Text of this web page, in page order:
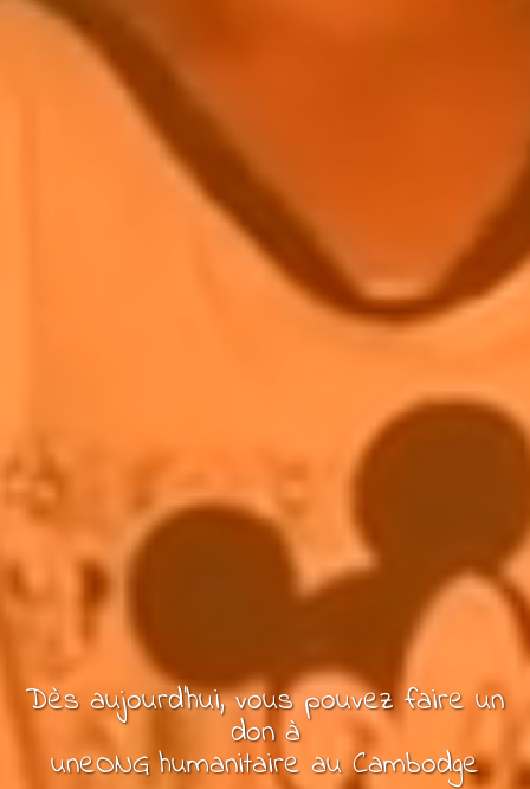
Dès aujourd'hui, vous pouvezfaire un
don à
uneONG humanitaire au Cambodge